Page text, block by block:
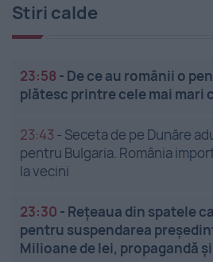
Stiri calde
23:58 - De ce au românii o
plătesc printre cele mai mari
23:43 - Seceta de pe Dunăre
pentru Bulgaria. România
la vecini
23:30 - Rețeaua din spatele
pentru suspendarea
Milioane de lei, propagandă